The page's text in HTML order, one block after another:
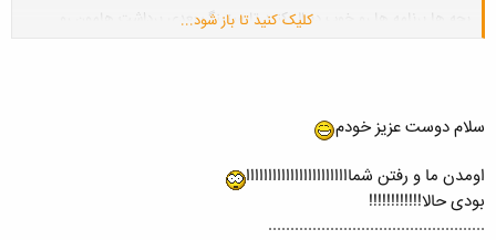
بچه ها برنامه ها رو خوب دنبال کنید تا میتینگ بعدی برداشت هامون رو
ولی پشت سرمون چیزایی رو بگین که دوست تازه واردمون باز دیدش نسبت به
ما منفی نباشه
زود میام.................
کلیک کنید تا باز شود...
سلام دوست عزیز خودم
اومدن ما و رفتن شماااااااااااااااااااااااا
بودی حالا!!!!!!!!!!!!
.................................................